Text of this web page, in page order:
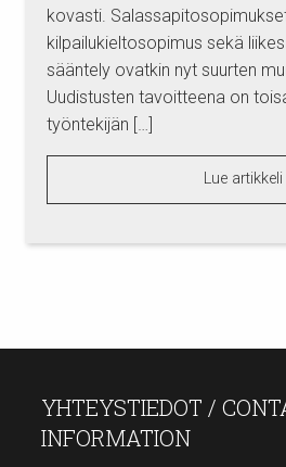
kovasti.
kilpailukieltosopimus sekä
sääntely ovatkin nyt suurten
Uudistusten tavoitteena on
työntekijän […]
Lue artikkeli
YHTEYSTIEDOT /
INFORMATION